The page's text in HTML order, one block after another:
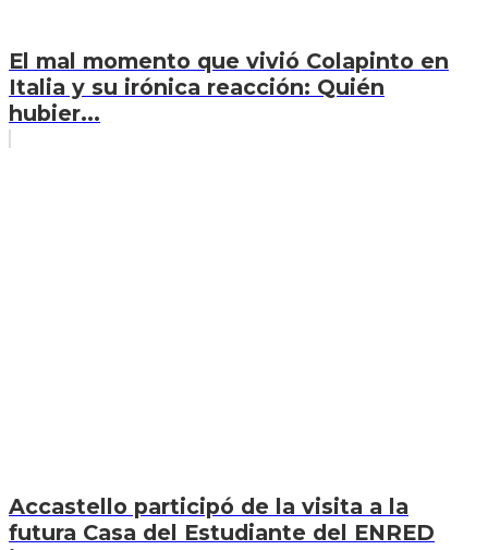
El mal momento que vivió Colapinto en
Italia y su irónica reacción: Quién
hubier...
Accastello participó de la visita a la
futura Casa del Estudiante del ENRED